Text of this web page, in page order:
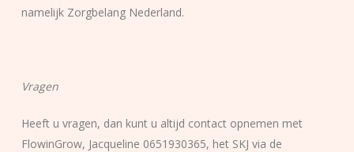
namelijk Zorgbelang Nederland.
Vragen
Heeft u vragen, dan kunt u altijd contact opnemen met
FlowinGrow, Jacqueline 0651930365, het SKJ via de